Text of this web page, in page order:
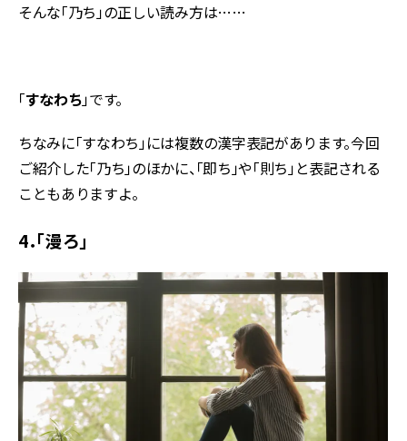
そんな「乃ち」の正しい読み方は……
「すなわち」です。
ちなみに「すなわち」には複数の漢字表記があります。今回
ご紹介した「乃ち」のほかに、「即ち」や「則ち」と表記される
こともありますよ。
4．「漫ろ」